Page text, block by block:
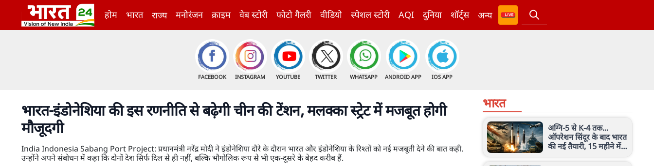
होम भारत राज्य मनोरंजन क्राइम वेब स्टोरी फोटो गैलरी वीडियो स्पेशल स्टोरी AQI दुनिया शॉर्ट्स अन्य
FACEBOOK INSTAGRAM YOUTUBE TWITTER WHATSAPP ANDROID APP IOS APP
भारत-इंडोनेशिया की इस रणनीति से बढ़ेगी चीन की टेंशन, मलक्का स्ट्रेट में मजबूत होगी
मौजूदगी
India Indonesia Sabang Port Project: प्रधानमंत्री नरेंद्र मोदी ने इंडोनेशिया दौरे के दौरान भारत और इंडोनेशिया के रिश्तों को नई मजबूती देने की बात कही.
उन्होंने अपने संबोधन में कहा कि दोनों देश सिर्फ दिल से ही नहीं, बल्कि भौगोलिक रूप से भी एक-दूसरे के बेहद करीब हैं.
भारत
अग्नि-5 से K-4 तक...
ऑपरेशन सिंदूर के बाद भारत
की नई तैयारी, 15 महीने में